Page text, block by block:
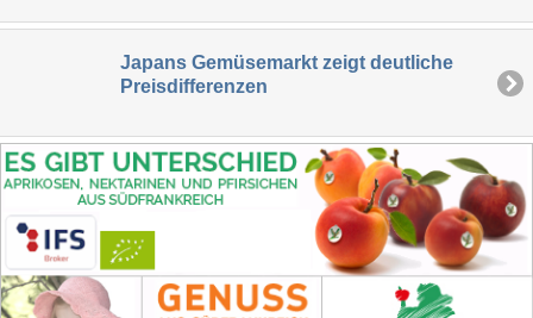
Japans Gemüsemarkt zeigt deutliche
Preisdifferenzen